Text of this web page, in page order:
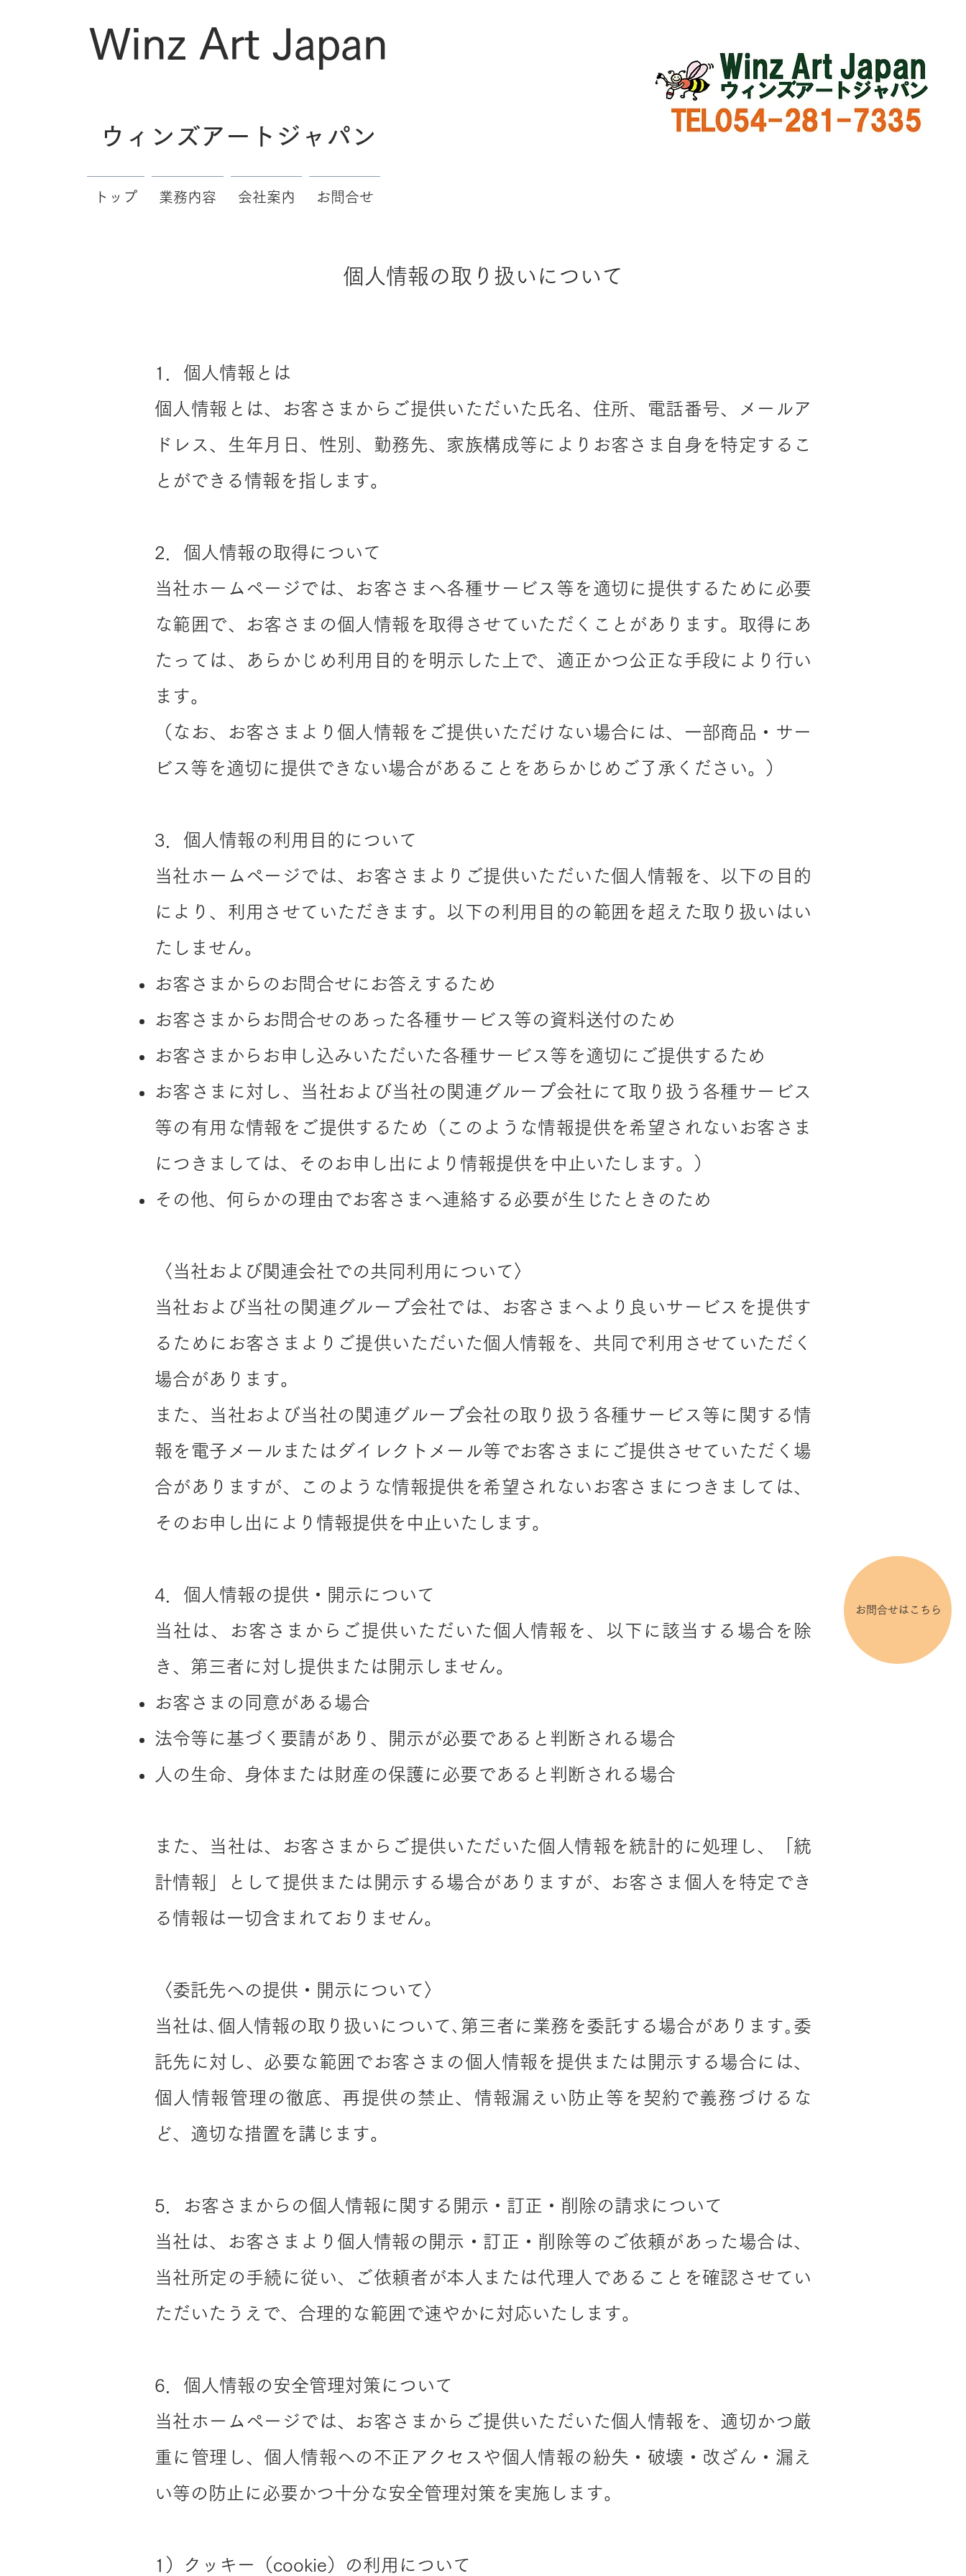
Winz Art Japan
ウィンズアートジャパン
トップ 業務内容 会社案内 お問合せ
お問合せはこちら
個人情報の取り扱いについて
1．個人情報とは
個人情報とは、お客さまからご提供いただいた氏名、住所、電話番号、メールア
ドレス、生年月日、性別、勤務先、家族構成等によりお客さま自身を特定するこ
とができる情報を指します。
2．個人情報の取得について
当社ホームページでは、お客さまへ各種サービス等を適切に提供するために必要
な範囲で、お客さまの個人情報を取得させていただくことがあります。取得にあ
たっては、あらかじめ利用目的を明示した上で、適正かつ公正な手段により行い
ます。
（なお、お客さまより個人情報をご提供いただけない場合には、一部商品・サー
ビス等を適切に提供できない場合があることをあらかじめご了承ください。）
3．個人情報の利用目的について
当社ホームページでは、お客さまよりご提供いただいた個人情報を、以下の目的
により、利用させていただきます。以下の利用目的の範囲を超えた取り扱いはい
たしません。
お客さまからのお問合せにお答えするため
お客さまからお問合せのあった各種サービス等の資料送付のため
お客さまからお申し込みいただいた各種サービス等を適切にご提供するため
お客さまに対し、当社および当社の関連グループ会社にて取り扱う各種サービス
等の有用な情報をご提供するため（このような情報提供を希望されないお客さま
につきましては、そのお申し出により情報提供を中止いたします。）
その他、何らかの理由でお客さまへ連絡する必要が生じたときのため
〈当社および関連会社での共同利用について〉
当社および当社の関連グループ会社では、お客さまへより良いサービスを提供す
るためにお客さまよりご提供いただいた個人情報を、共同で利用させていただく
場合があります。
また、当社および当社の関連グループ会社の取り扱う各種サービス等に関する情
報を電子メールまたはダイレクトメール等でお客さまにご提供させていただく場
合がありますが、このような情報提供を希望されないお客さまにつきましては、
そのお申し出により情報提供を中止いたします。
4．個人情報の提供・開示について
当社は、お客さまからご提供いただいた個人情報を、以下に該当する場合を除
き、第三者に対し提供または開示しません。
お客さまの同意がある場合
法令等に基づく要請があり、開示が必要であると判断される場合
人の生命、身体または財産の保護に必要であると判断される場合
また、当社は、お客さまからご提供いただいた個人情報を統計的に処理し、「統
計情報」として提供または開示する場合がありますが、お客さま個人を特定でき
る情報は一切含まれておりません。
〈委託先への提供・開示について〉
当社は､個人情報の取り扱いについて､第三者に業務を委託する場合があります｡委
託先に対し、必要な範囲でお客さまの個人情報を提供または開示する場合には、
個人情報管理の徹底、再提供の禁止、情報漏えい防止等を契約で義務づけるな
ど、適切な措置を講じます。
5．お客さまからの個人情報に関する開示・訂正・削除の請求について
当社は、お客さまより個人情報の開示・訂正・削除等のご依頼があった場合は、
当社所定の手続に従い、ご依頼者が本人または代理人であることを確認させてい
ただいたうえで、合理的な範囲で速やかに対応いたします。
6．個人情報の安全管理対策について
当社ホームページでは、お客さまからご提供いただいた個人情報を、適切かつ厳
重に管理し、個人情報への不正アクセスや個人情報の紛失・破壊・改ざん・漏え
い等の防止に必要かつ十分な安全管理対策を実施します。
1）クッキー（cookie）の利用について